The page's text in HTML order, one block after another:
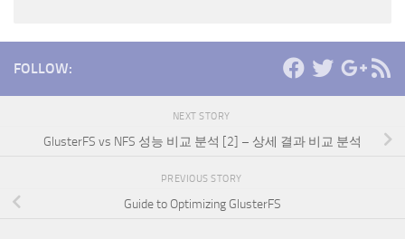
FOLLOW:
NEXT STORY
GlusterFS vs NFS 성능 비교 분석 [2] – 상세 결과 비교 분석
PREVIOUS STORY
Guide to Optimizing GlusterFS